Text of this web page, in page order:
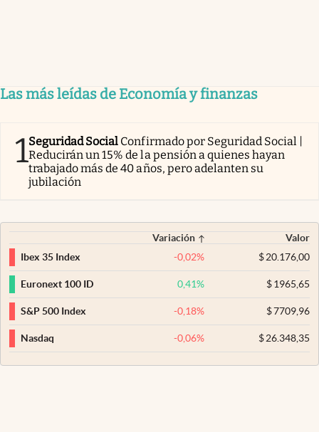
Las más leídas de Economía y finanzas
1Seguridad Social Confirmado por Seguridad Social |
Reducirán un 15% de la pensión a quienes hayan
trabajado más de 40 años, pero adelanten su
jubilación
Variación
Valor
Ibex 35 Index
-0,02% $20.176,00
Euronext 100 ID 0,41% $1965,65
S&P 500 Index -0,18% $7709,96
Nasdaq -0,06% $26.348,35